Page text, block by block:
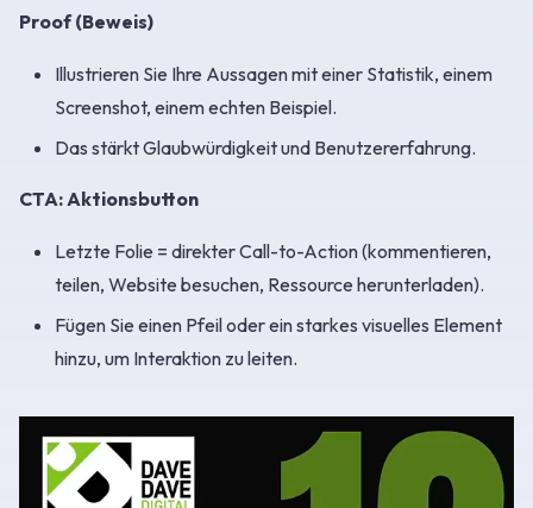
Proof (Beweis)
Illustrieren Sie Ihre Aussagen mit einer Statistik, einem
Screenshot, einem echten Beispiel.
Das stärkt Glaubwürdigkeit und Benutzererfahrung.
CTA: Aktionsbutton
Letzte Folie = direkter Call-to-Action (kommentieren,
teilen, Website besuchen, Ressource herunterladen).
Fügen Sie einen Pfeil oder ein starkes visuelles Element
hinzu, um Interaktion zu leiten.